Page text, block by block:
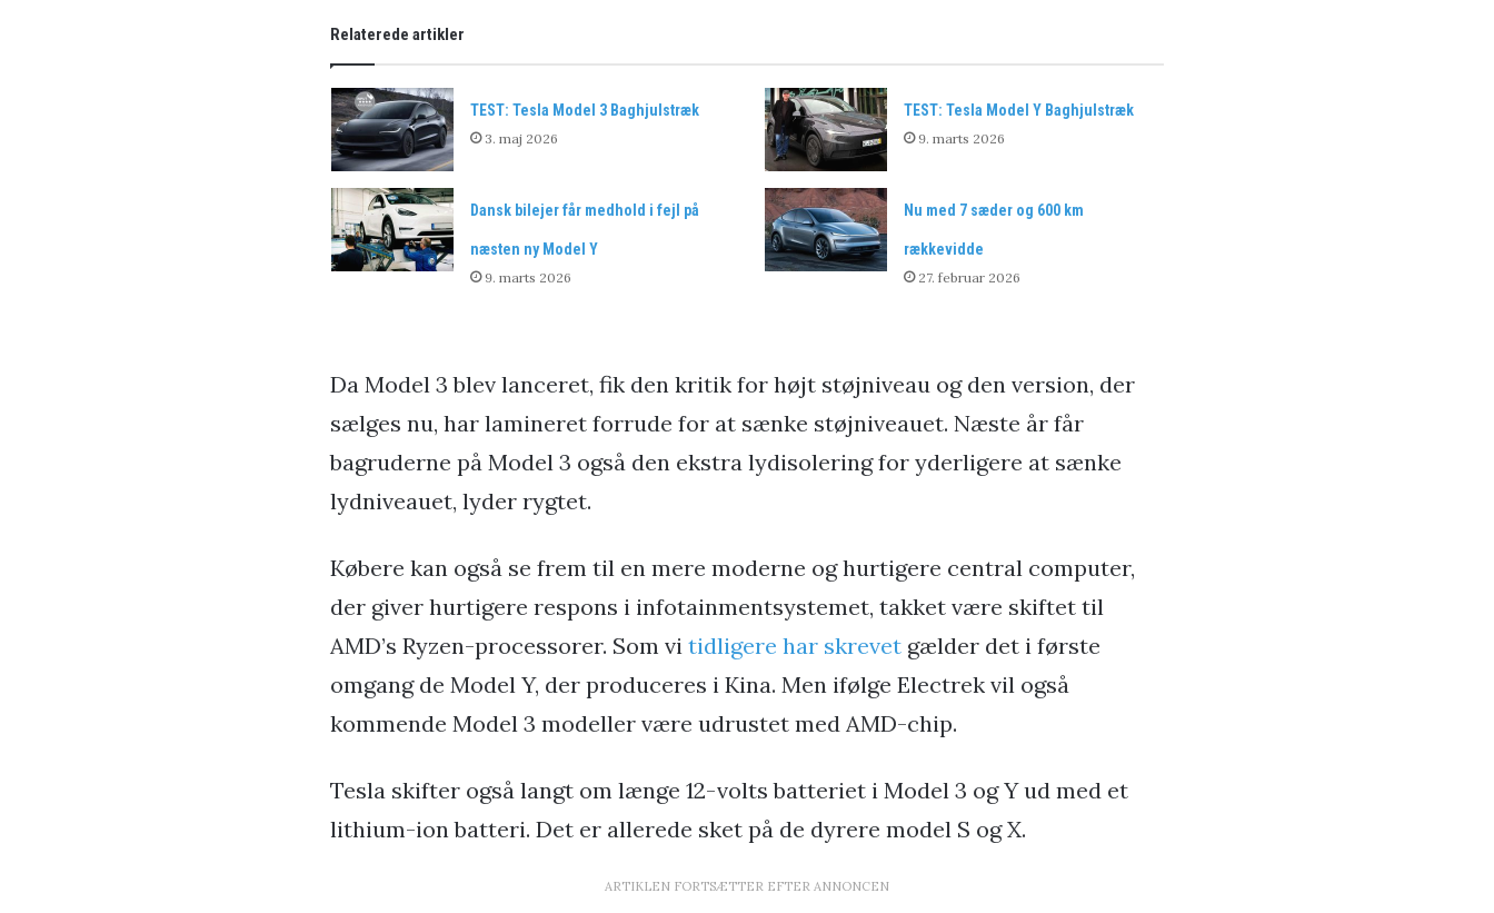
Relaterede artikler
TEST: Tesla Model 3 Baghjulstræk
3. maj 2026
TEST: Tesla Model Y Baghjulstræk
9. marts 2026
Dansk bilejer får medhold i fejl på
næsten ny Model Y
9. marts 2026
Nu med 7 sæder og 600 km
rækkevidde
27. februar 2026
Da Model 3 blev lanceret, fik den kritik for højt støjniveau og den version, der
sælges nu, har lamineret forrude for at sænke støjniveauet. Næste år får
bagruderne på Model 3 også den ekstra lydisolering for yderligere at sænke
lydniveauet, lyder rygtet.
Købere kan også se frem til en mere moderne og hurtigere central computer,
der giver hurtigere respons i infotainmentsystemet, takket være skiftet til
AMD’s Ryzen-processorer. Som vi tidligere har skrevet gælder det i første
omgang de Model Y, der produceres i Kina. Men ifølge Electrek vil også
kommende Model 3 modeller være udrustet med AMD-chip.
Tesla skifter også langt om længe 12-volts batteriet i Model 3 og Y ud med et
lithium-ion batteri. Det er allerede sket på de dyrere model S og X.
ARTIKLEN FORTSÆTTER EFTER ANNONCEN